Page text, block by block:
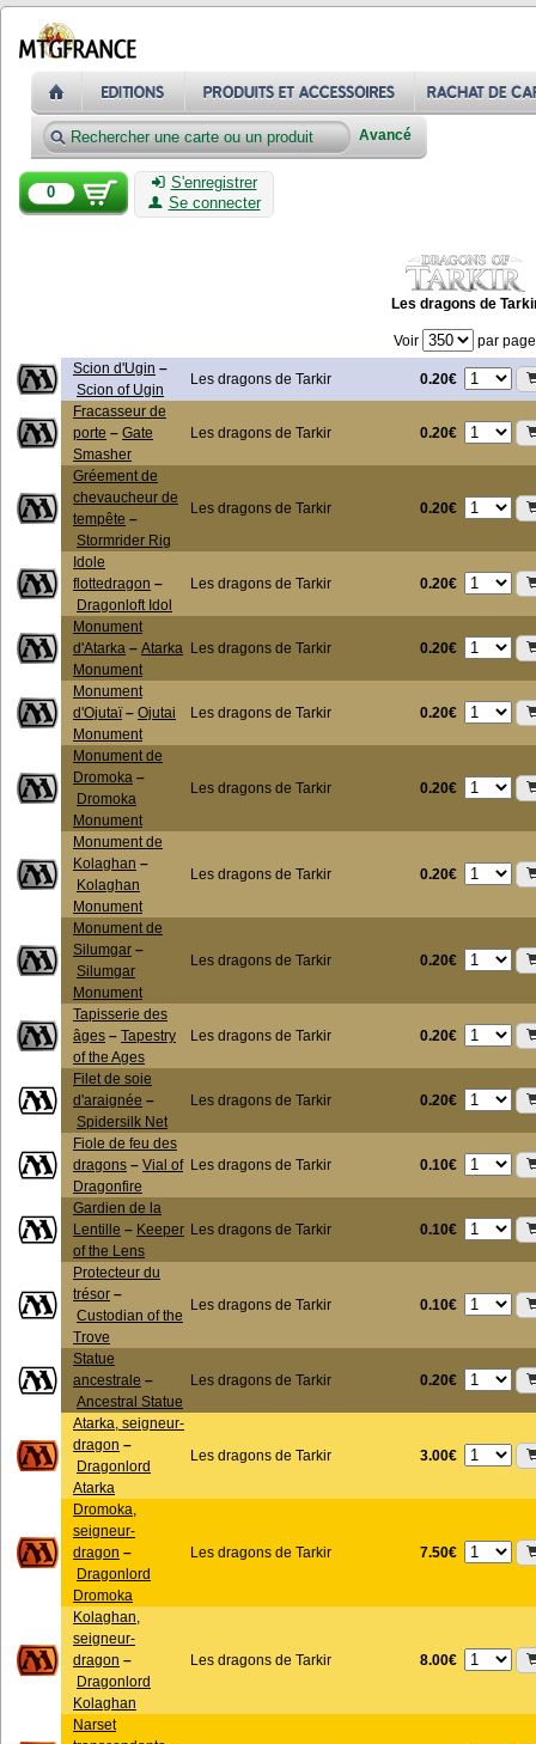
Avancé
0
S'enregistrer
Se connecter
Les dragons de
Voir par page
Scion d'Ugin –
Scion of Ugin
Les dragons de Tarkir 0.20€
Fracasseur de
porte – Gate
Smasher
Les dragons de Tarkir 0.20€
Gréement de
chevaucheur de
tempête –
Stormrider Rig
Les dragons de Tarkir 0.20€
Idole
flottedragon –
Dragonloft Idol
Les dragons de Tarkir 0.20€
Monument
d'Atarka – Atarka
Monument
Les dragons de Tarkir 0.20€
Monument
d'Ojutaï– Ojutai
Monument
Les dragons de Tarkir 0.20€
Monument de
Dromoka –
Dromoka
Monument
Les dragons de Tarkir 0.20€
Monument de
Kolaghan –
Kolaghan
Monument
Les dragons de Tarkir 0.20€
Monument de
Silumgar –
Silumgar
Monument
Les dragons de Tarkir 0.20€
Tapisserie des
âges – Tapestry
of the Ages
Les dragons de Tarkir 0.20€
Filet de soie
d'araignée –
Spidersilk Net
Les dragons de Tarkir 0.20€
Fiole de feu des
dragons – Vial of
Dragonfire
Les dragons de Tarkir 0.10€
Gardien de la
Lentille – Keeper
of the Lens
Les dragons de Tarkir 0.10€
Protecteur du
trésor –
Custodian of the
Trove
Les dragons de Tarkir 0.10€
Statue
ancestrale –
Ancestral Statue
Les dragons de Tarkir 0.20€
Atarka, seigneur-
dragon –
Dragonlord
Atarka
Les dragons de Tarkir 3.00€
Dromoka,
seigneur-
dragon –
Dragonlord
Dromoka
Les dragons de Tarkir 7.50€
Kolaghan,
seigneur-
dragon –
Dragonlord
Kolaghan
Les dragons de Tarkir 8.00€
Narset